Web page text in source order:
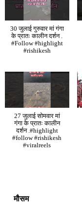
30 जुलाई गुरुवार मां गंगा
के प्रातः कालीन दर्शन .
#Follow #highlight
#rishikesh
27 जुलाई सोमवार मां
गंगा के प्रातः कालीन
दर्शन .#highlight
#follow #rishikesh
#viralreels
मौसम